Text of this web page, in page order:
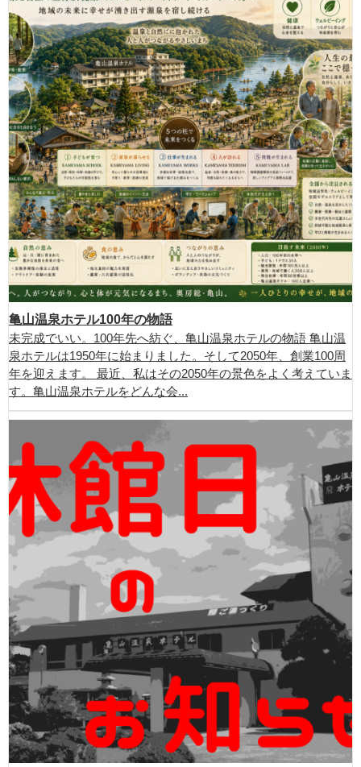
亀山温泉ホテル100年の物語
未完成でいい。100年先へ紡ぐ、亀山温泉ホテルの物語 亀山温
泉ホテルは1950年に始まりました。そして2050年、創業100周
年を迎えます。 最近、私はその2050年の景色をよく考えていま
す。亀山温泉ホテルをどんな会...